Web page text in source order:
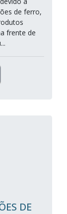
de ferro,
frente de
DE